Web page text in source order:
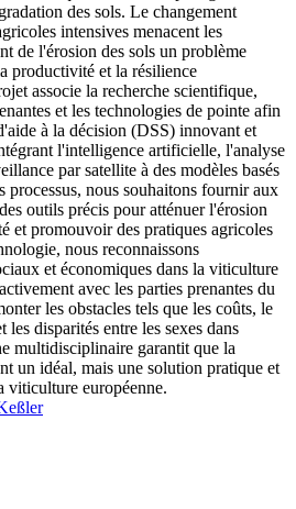
des sols. Le changement
intensives menacent les
de l'érosion des sols un problème
productivité et la résilience
associe la recherche scientifique,
et les technologies de pointe afin
à la décision (DSS) innovant et
l'intelligence artificielle, l'analyse
par satellite à des modèles basés
processus, nous souhaitons fournir aux
outils précis pour atténuer l'érosion
et promouvoir des pratiques agricoles
nous reconnaissons
et économiques dans la viticulture
avec les parties prenantes du
les obstacles tels que les coûts, le
les disparités entre les sexes dans
multidisciplinaire garantit que la
un idéal, mais une solution pratique et
viticulture européenne.